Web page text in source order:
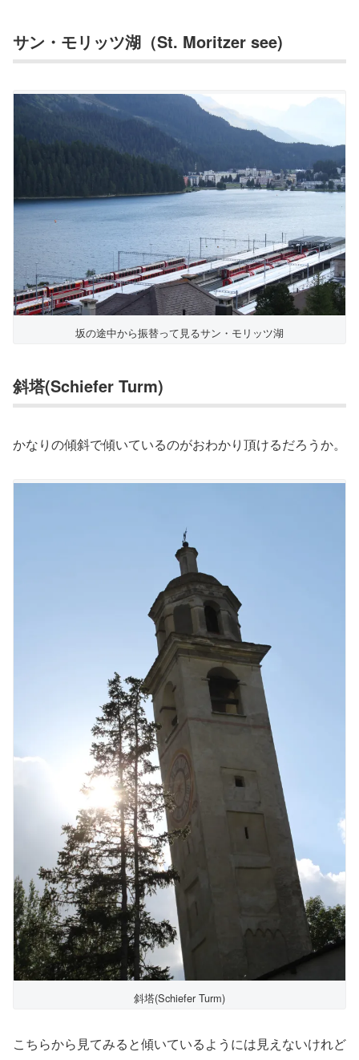
サン・モリッツ湖（St. Moritzer see)
坂の途中から振替って見るサン・モリッツ湖
斜塔(Schiefer Turm)
かなりの傾斜で傾いているのがおわかり頂けるだろうか。
斜塔(Schiefer Turm)
こちらから見てみると傾いているようには見えないけれど